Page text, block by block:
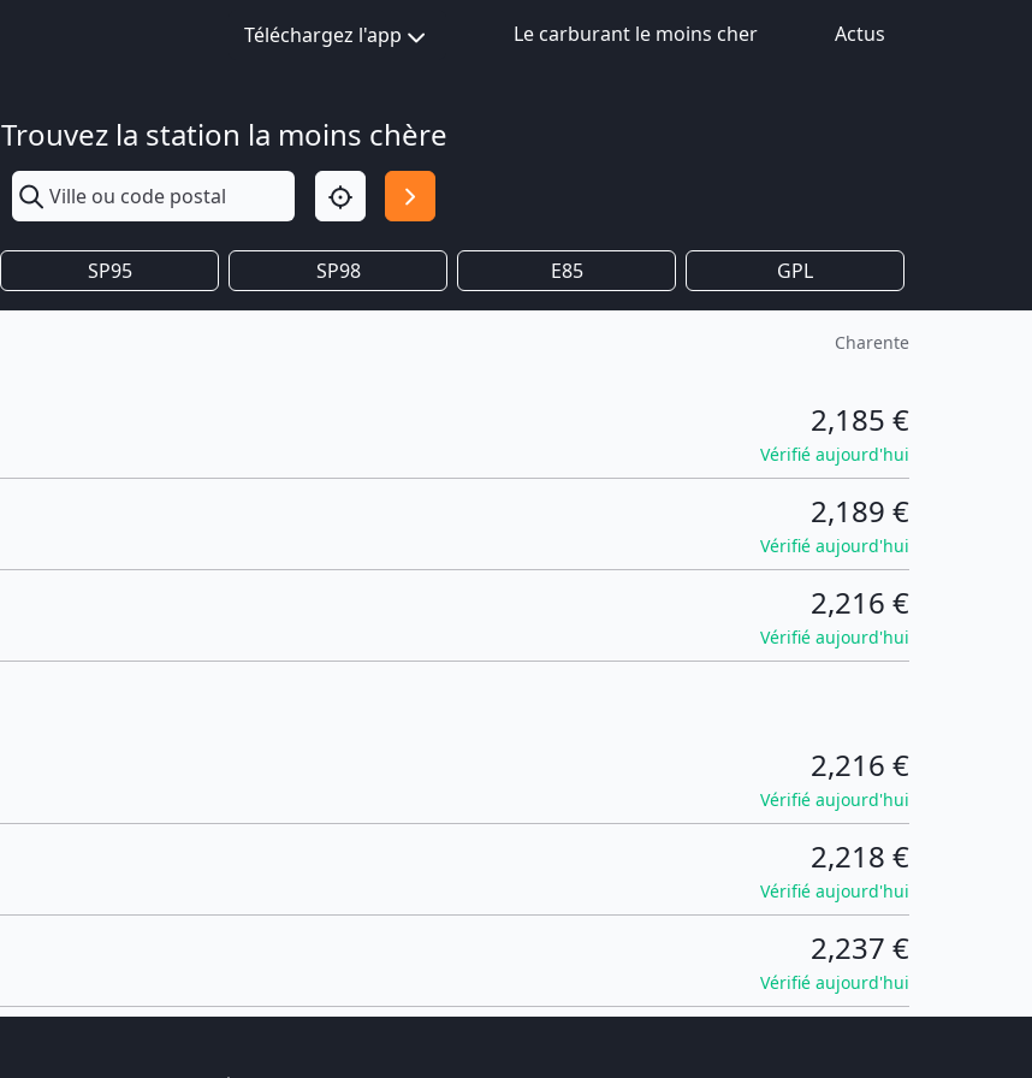
Téléchargez l'app Le carburant le moins cher Actus
Trouvez la station la moins chère
SP95 SP98 E85 GPL
Charente
2,185 €
Vérifié aujourd'hui
2,189 €
Vérifié aujourd'hui
2,216 €
Vérifié aujourd'hui
2,216 €
Vérifié aujourd'hui
2,218 €
Vérifié aujourd'hui
2,237 €
Vérifié aujourd'hui